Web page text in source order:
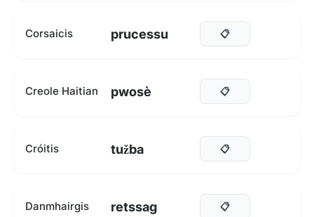
Corsaicis prucessu 📋
Creole Haitian pwosè 📋
Cróitis tužba 📋
Danmhairgis retssag 📋